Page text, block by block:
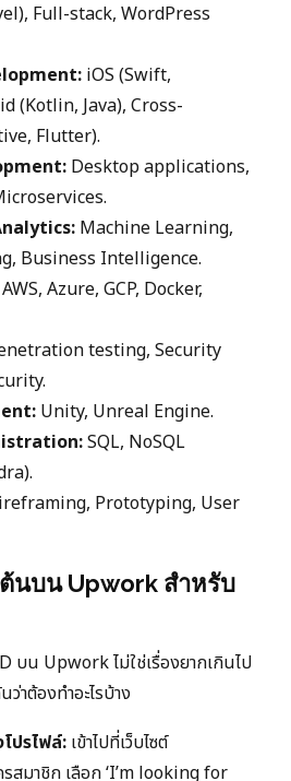
Full-stack, WordPress
iOS (Swift,
(Kotlin, Java), Cross-
Flutter).
Desktop applications,
Machine Learning,
Business Intelligence.
AWS, Azure, GCP, Docker,
testing, Security
Unity, Unreal Engine.
SQL, NoSQL
Prototyping, User
นบน Upwork สำหรับ
บน Upwork ไม่ใช่เรื่องยากเกินไป
าต้องทำอะไรบ้าง
ปรไฟล์: เข้าไปที่เว็บไซต์
สมาชิก เลือก ‘I’m looking for